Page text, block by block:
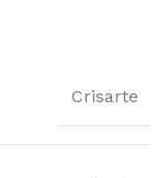
Crisarte